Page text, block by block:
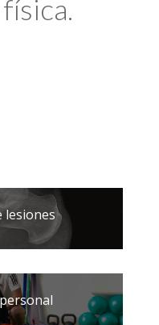
lesiones